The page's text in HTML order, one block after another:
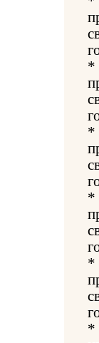
*
*
*
*
*